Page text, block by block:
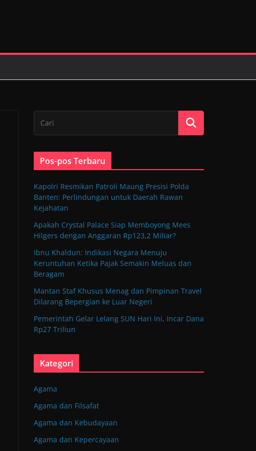
Pos-pos Terbaru
Kapolri Resmikan Patroli Maung Presisi Polda
Banten: Perlindungan untuk Daerah Rawan
Kejahatan
Apakah Crystal Palace Siap Memboyong Mees
Hilgers dengan Anggaran Rp123,2 Miliar?
Ibnu Khaldun: Indikasi Negara Menuju
Keruntuhan Ketika Pajak Semakin Meluas dan
Beragam
Mantan Staf Khusus Menag dan Pimpinan Travel
Dilarang Bepergian ke Luar Negeri
Pemerintah Gelar Lelang SUN Hari Ini, Incar Dana
Rp27 Triliun
Kategori
Agama
Agama dan Filsafat
Agama dan Kebudayaan
Agama dan Kepercayaan